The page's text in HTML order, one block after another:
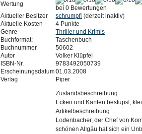
Wertung
bei 0 Bewertungen
Aktueller Besitzer
schrumpfi (derzeit inaktiv)
Aktuelle Kosten
4 Punkte
Genre
Thriller und Krimis
Buchformat:
Taschenbuch
Buchnummer
50602
Autor
Volker Klüpfel
ISBN-Nr.
9783492050739
Erscheinungsdatum01.03.2008
Verlag
Piper
Zustandsbeschreibung
Ecken und Kanten bestupst,
Artikelbeschreibung
Lodenbacher, der Chef von
schönen Allgäu hat sich ein